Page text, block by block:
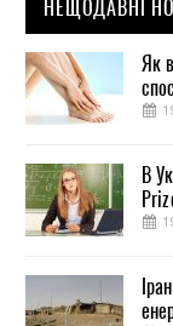
НЕЩОДАВНІ
Як
В